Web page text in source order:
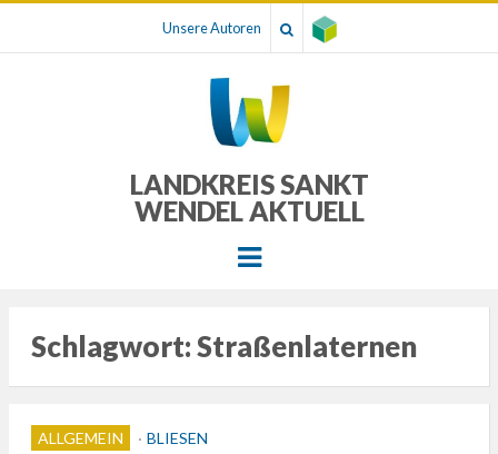
Unsere Autoren
LANDKREIS SANKT
WENDEL AKTUELL
Menu
Schlagwort:Straßenlaternen
ALLGEMEIN BLIESEN